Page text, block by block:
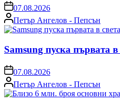
on07.08.2026
Posted
by
Петър Ангелов - Пепсън
Samsung пуска първата
on07.08.2026
Posted
by
Петър Ангелов - Пепсън